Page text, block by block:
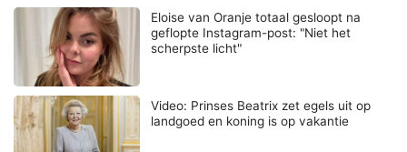
Eloise van Oranje totaal gesloopt na
geflopte Instagram-post: "Niet het
scherpste licht"
Video: Prinses Beatrix zet egels uit op
landgoed en koning is op vakantie